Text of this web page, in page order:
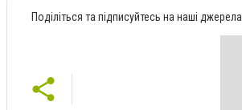
Поділіться та підписуйтесь на наші джерела